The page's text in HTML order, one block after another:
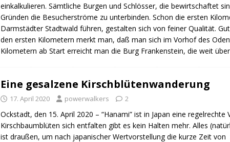
einkalkulieren. Sämtliche Burgen und Schlösser, die bewirtschaftet
Gründen die Besucherströme zu unterbinden. Schon die ersten
Darmstädter Stadtwald führen, gestalten sich von feiner Qualität.
den ersten Kilometern merkt man, daß man sich im Vorhof des
Kilometern ab Start erreicht man die Burg Frankenstein, die weit
Eine gesalzene Kirschblütenwanderung
17. April 2020 powerwalkers 2
Ockstadt, den 15. April 2020 – “Hanami” ist in Japan eine
Kirschbaumblüten sich entfalten gibt es kein Halten mehr. Alles
ist draußen, um nach japanischer Wertvorstellung die kurze Zeit